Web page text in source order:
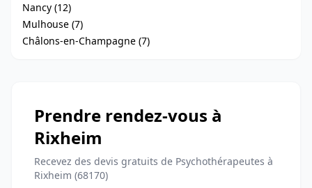
Nancy (12)
Mulhouse (7)
Châlons-en-Champagne (7)
Prendre rendez-vous à
Rixheim
Recevez des devis gratuits de Psychothérapeutes à
Rixheim (68170)